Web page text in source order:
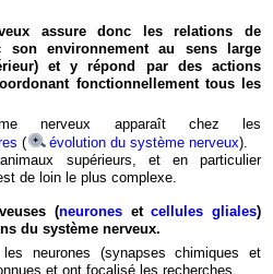
assure donc les relations de
son environnement au sens large
et y répond par des actions
fonctionnellement tous les
nerveux apparaît chez les
( évolution du système nerveux).
supérieurs, et en particulier
de loin le plus complexe.
(neuronesetcellules gliales)
du système nerveux.
neurones (synapses chimiques et
et ont focalisé les recherches.